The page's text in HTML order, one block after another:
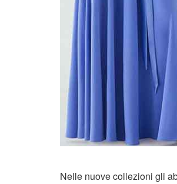
Nelle nuove collezioni gli